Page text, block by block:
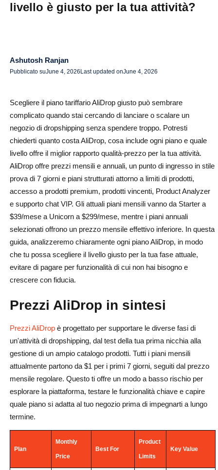
Posso fare l'upgrade del mio piano AliDrop in seguito?
AliDrop ne vale la pena per i nuovi dropshipper?
Qual è il miglior piano AliDrop per la scalabilità?
livello è giusto per la tua attività?
Ashutosh Ranjan
Pubblicato suJune 4, 2026 Last updated onJune 4, 2026
Scegliere il piano tariffario AliDrop giusto può sembrare
complicato quando stai cercando di lanciare o scalare un
negozio di dropshipping senza spendere troppo. Potresti
chiederti quanto costa AliDrop, cosa include ogni piano e quale
livello offre il miglior rapporto qualità-prezzo per la tua attività.
AliDrop offre prezzi mensili e annuali, un punto di ingresso in stile
prova di 7 giorni e piani strutturati attorno a limiti di prodotti,
accesso a prodotti premium, prodotti vincenti, Product Analyzer
e supporto chat VIP. Gli attuali piani mensili vanno da Starter a
$39/mese a Unicorn a $299/mese, mentre i piani annuali
selezionati offrono un prezzo mensile effettivo inferiore. In questa
guida, analizzeremo chiaramente ogni piano AliDrop, in modo
che tu possa scegliere il livello giusto per la tua fase attuale,
evitare di pagare per funzionalità di cui non hai bisogno e
crescere con fiducia.
Prezzi AliDrop in sintesi
Prezzi AliDrop è progettato per supportare le diverse fasi di
un'attività di dropshipping, dal test della tua prima nicchia alla
gestione di un ampio catalogo prodotti. Tutti i piani mensili
attualmente partono da $1 per i primi 7 giorni, seguiti dal prezzo
mensile regolare. Questo ti offre un modo a basso rischio per
esplorare la piattaforma, testare le funzionalità chiave e capire
quale piano si adatta al tuo negozio prima di impegnarti a lungo
termine.
Plan
Monthly
Price
Best For
Product
Limits
Key Value